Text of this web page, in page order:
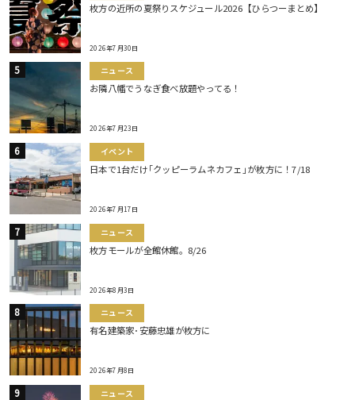
枚方の近所の夏祭りスケジュール2026【ひらつーまとめ】
2026年7月30日
ニュース
お隣八幡でうなぎ食べ放題やってる！
2026年7月23日
イベント
日本で1台だけ｢クッピーラムネカフェ｣が枚方に！7/18
2026年7月17日
ニュース
枚方モールが全館休館。8/26
2026年8月3日
ニュース
有名建築家･安藤忠雄が枚方に
2026年7月8日
ニュース